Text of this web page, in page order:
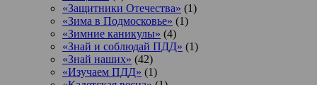
«Защитники Отечества» (1)
«Зима в Подмосковье» (1)
«Зимние каникулы» (4)
«Знай и соблюдай ПДД» (1)
«Знай наших» (42)
«Изучаем ПДД» (1)